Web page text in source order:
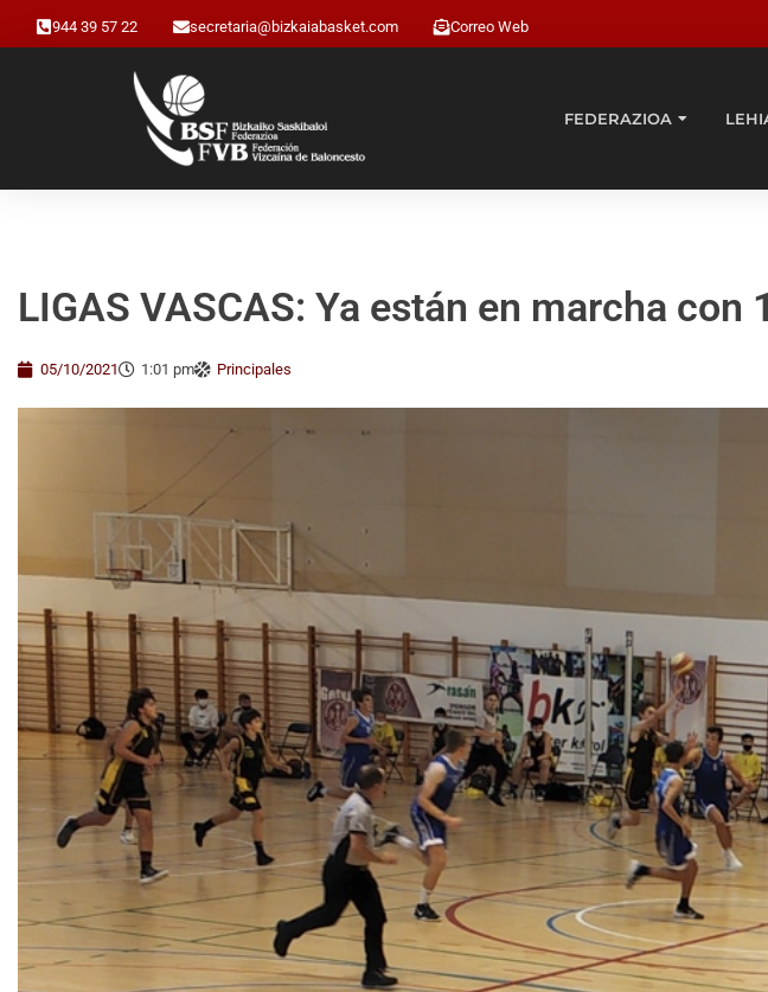
944 39 57 22 secretaria@bizkaiabasket.com Correo Web
FEDERAZIOA
LIGAS VASCAS: Ya están en marcha
05/10/2021 1:01 pm Principales